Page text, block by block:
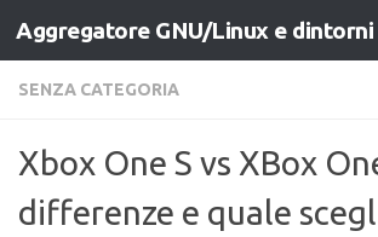
Salta al contenuto
Aggregatore GNU/Linux e dintorni
SENZA CATEGORIA
Xbox One S vs XBox
differenze e quale